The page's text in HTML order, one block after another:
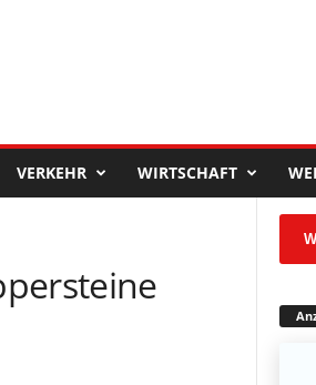
VERKEHR WIRTSCHAFT